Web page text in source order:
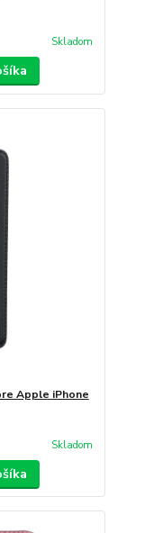
Skladom
Apple iPhone
Skladom